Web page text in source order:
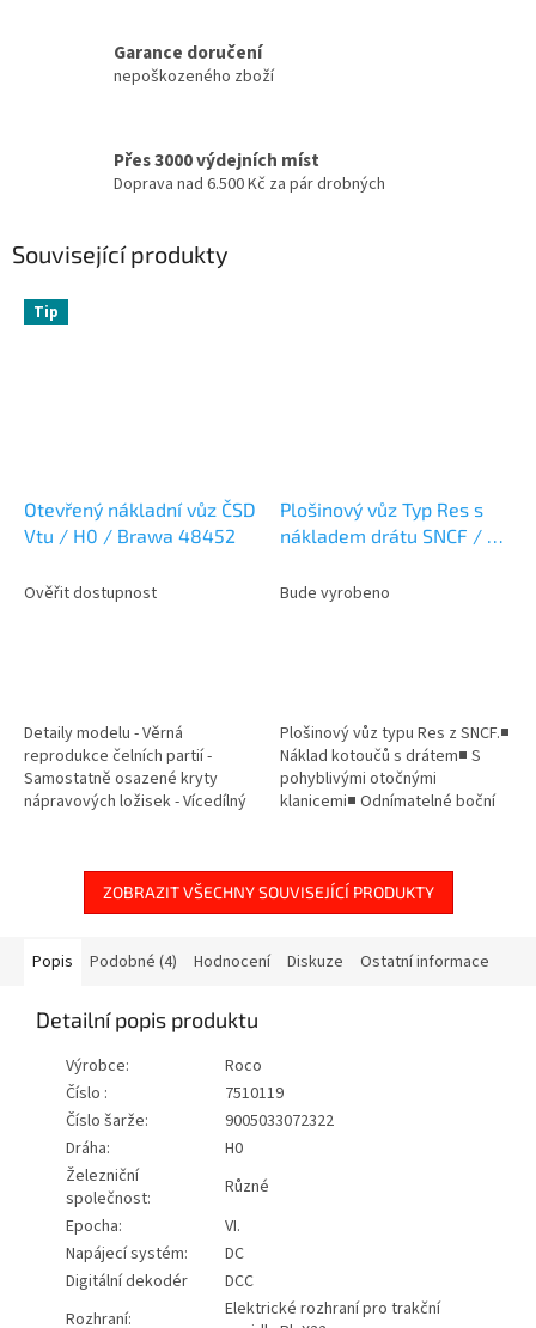
Garance doručení
nepoškozeného zboží
Přes 3000 výdejních míst
Doprava nad 6.500 Kč za pár drobných
Související produkty
Tip
Otevřený nákladní vůz ČSD
Vtu / H0 / Brawa 48452
Ověřit dostupnost
Detaily modelu - Věrná
reprodukce čelních partií -
Samostatně osazené kryty
nápravových ložisek - Vícedílný
strany -...
Plošinový vůz Typ Res s
nákladem drátu SNCF / H0
Bude vyrobeno
Plošinový vůz typu Res z SNCF.■
Náklad kotoučů s drátem■ S
pohyblivými otočnými
klanicemi■ Odnímatelné boční
ZOBRAZIT VŠECHNY SOUVISEJÍCÍ PRODUKTY
Popis Podobné (4) Hodnocení Diskuze Ostatní informace
Detailní popis produktu
Výrobce:
Roco
Číslo :
7510119
Číslo šarže:
9005033072322
Dráha:
H0
Železniční
společnost:
Různé
Epocha:
VI.
Napájecí systém:
DC
Digitální dekodér
DCC
Rozhraní:
Elektrické rozhraní pro trakční